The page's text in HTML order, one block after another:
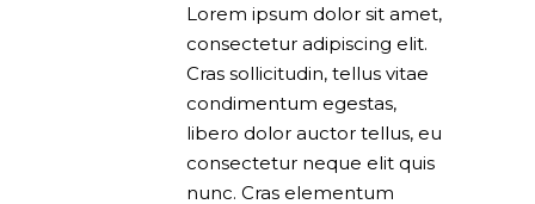
Lorem ipsum dolor sit amet,
consectetur adipiscing elit.
Cras sollicitudin, tellus vitae
condimentum egestas,
libero dolor auctor tellus, eu
consectetur neque elit quis
nunc. Cras elementum